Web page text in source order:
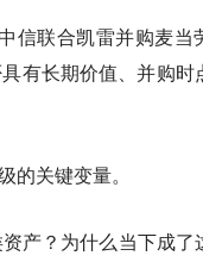
信联合凯雷并购麦当
有长期价值、并购时
关键变量。
产？为什么当下成了